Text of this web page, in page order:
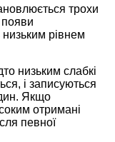
трохи
низьким рівнем
низьким слабкі
і записуються
Якщо
отримані
певної